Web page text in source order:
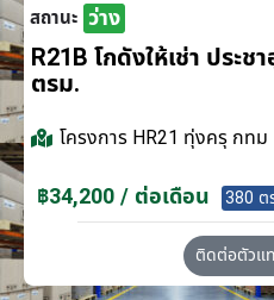
สถานะ ว่าง
R21B โกดังให้เช่า ประ
ตรม.
โครงการ HR21 ทุ่งครุ กทม
฿34,200 / ต่อเดือน 380 ต
ติดต่อตัวแ